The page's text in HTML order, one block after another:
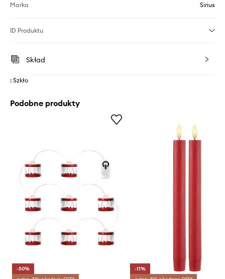
Marka Sirius
ID Produktu
Skład
: Szkło
Podobne produkty
-50%
-11%